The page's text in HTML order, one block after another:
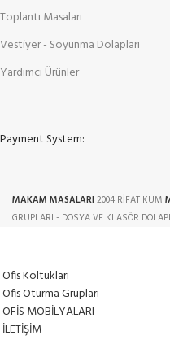
Toplantı Masaları
Vestiyer - Soyunma Dolapları
Yardımcı Ürünler
Payment System:
MAKAM MASALARI 2004 RİFAT KUM
GRUPLARI - DOSYA VE KLASÖR
Ofis Koltukları
Ofis Oturma Grupları
OFİS MOBİLYALARI
İLETİŞİM